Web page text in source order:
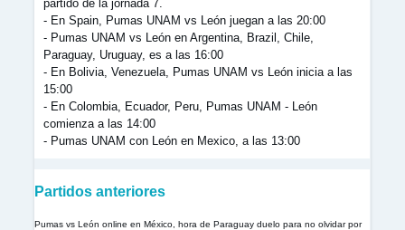
partido de la jornada 7.
- En Spain, Pumas UNAM vs León juegan a las 20:00
- Pumas UNAM vs León en Argentina, Brazil, Chile,
Paraguay, Uruguay, es a las 16:00
- En Bolivia, Venezuela, Pumas UNAM vs León inicia a las
15:00
- En Colombia, Ecuador, Peru, Pumas UNAM - León
comienza a las 14:00
- Pumas UNAM con León en Mexico, a las 13:00
Partidos anteriores
Pumas vs León online en México, hora de Paraguay duelo para no olvidar por